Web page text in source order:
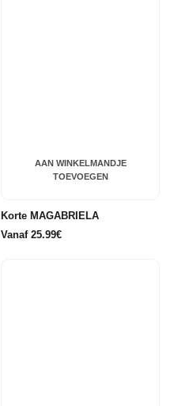
AAN WINKELMANDJE
TOEVOEGEN
Korte MAGABRIELA
Vanaf 25.99€